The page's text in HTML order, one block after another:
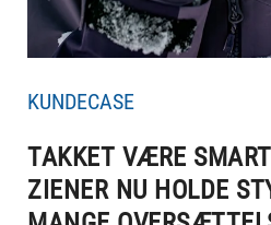
KUNDECASE
TAKKET VÆRE
ZIENER NU HOLDE